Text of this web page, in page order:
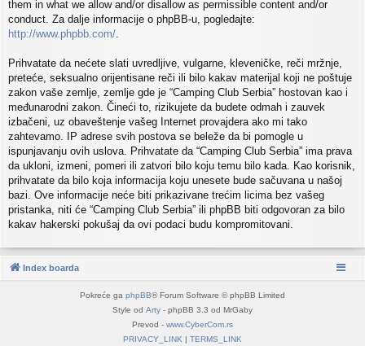
them in what we allow and/or disallow as permissible content and/or
conduct. Za dalje informacije o phpBB-u, pogledajte:
http://www.phpbb.com/
Prihvatate da nećete slati uvredljive, vulgarne, kleveničke, reči mržnje,
preteće, seksualno orijentisane reči ili bilo kakav materijal koji ne poštuje
zakon vaše zemlje, zemlje gde je “Camping Club Serbia” hostovan kao i
međunarodni zakon. Čineći to, rizikujete da budete odmah i zauvek
izbačeni, uz obaveštenje vašeg Internet provajdera ako mi tako
zahtevamo. IP adrese svih postova se beleže da bi pomogle u
ispunjavanju ovih uslova. Prihvatate da “Camping Club Serbia” ima prava
da ukloni, izmeni, pomeri ili zatvori bilo koju temu bilo kada. Kao korisnik,
prihvatate da bilo koja informacija koju unesete bude sačuvana u našoj
bazi. Ove informacije neće biti prikazivane trećim licima bez vašeg
pristanka, niti će “Camping Club Serbia” ili phpBB biti odgovoran za bilo
kakav hakerski pokušaj da ovi podaci budu kompromitovani.
Index boarda
Pokreće ga phpBB® Forum Software © phpBB Limited
Style od Arty - phpBB 3.3 od MrGaby
Prevod - www.CyberCom.rs
PRIVACY_LINK | TERMS_LINK